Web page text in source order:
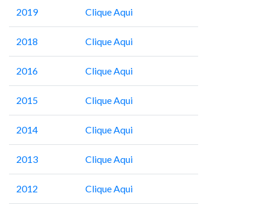
2019 Clique Aqui
2018 Clique Aqui
2016 Clique Aqui
2015 Clique Aqui
2014 Clique Aqui
2013 Clique Aqui
2012 Clique Aqui